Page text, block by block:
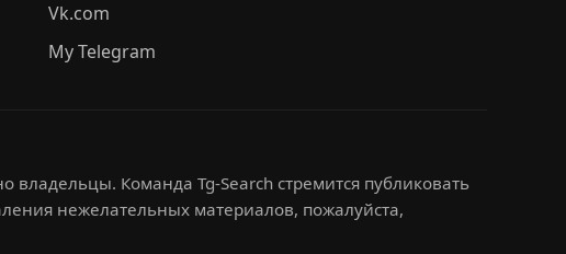
Vk.com
My Telegram
владельцы. Команда Tg-Search стремится публиковать
нежелательных материалов, пожалуйста,